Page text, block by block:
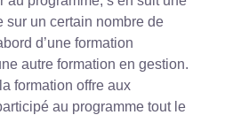
sur un certain nombre de
d’une formation
autre formation en gestion.
formation offre aux
au programme tout le